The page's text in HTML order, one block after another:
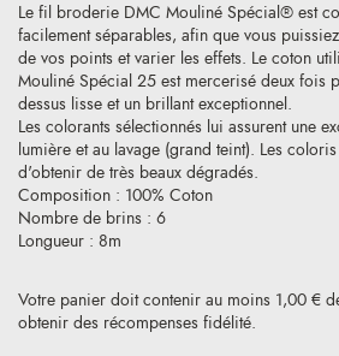
Votre panier doit contenir au moins 1,00 €
obtenir des récompenses fidélité.
Le fil broderie DMC Mouliné Spécial® est
facilement séparables, afin que vous
de vos points et varier les effets. Le coton
Mouliné Spécial 25 est mercerisé deux fois
dessus lisse et un brillant exceptionnel.
Les colorants sélectionnés lui assurent une
lumière et au lavage (grand teint). Les
d'obtenir de très beaux dégradés.
Composition : 100% Coton
Nombre de brins : 6
Longueur : 8m